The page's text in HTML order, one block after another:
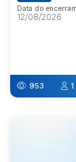
Data do
12/08/2026
953 1